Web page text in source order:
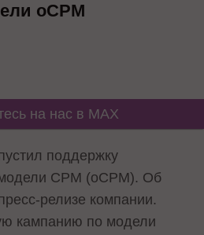
oCPM
на нас в MAX
поддержку
CPM (оCPM). Об
релизе компании.
кампанию по модели